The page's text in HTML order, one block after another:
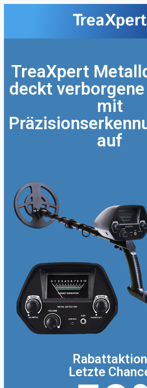
TreaXpert
deckt
mit
auf
Rabattaktion
Letzte